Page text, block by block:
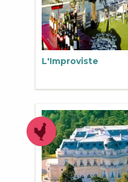
L'Improviste